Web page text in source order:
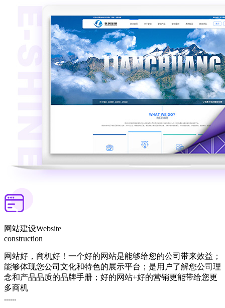
网站建设Website
construction
网站好，商机好！一个好的网站是能够给您的公司带来效益；
能够体现您公司文化和特色的展示平台；是用户了解您公司理
念和产品品质的品牌手册；好的网站+好的营销更能带给您更
多商机
......